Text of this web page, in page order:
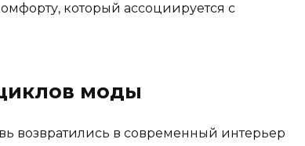
который ассоциируется с
моды
возвратились в современный интерьер